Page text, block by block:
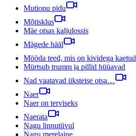
Mutionu pidu
Mõtisklus
Mäe otsas kaljulossis
Mägede hääl
Mööda teed, mis on kividega kaetud
Mürtsub trumm ja pillid hüüavad
Nad vaatavad üksteise otsa…
Naer
Naer on terviseks
Naerata
Nagu linnutiivul
Nagu merelaine